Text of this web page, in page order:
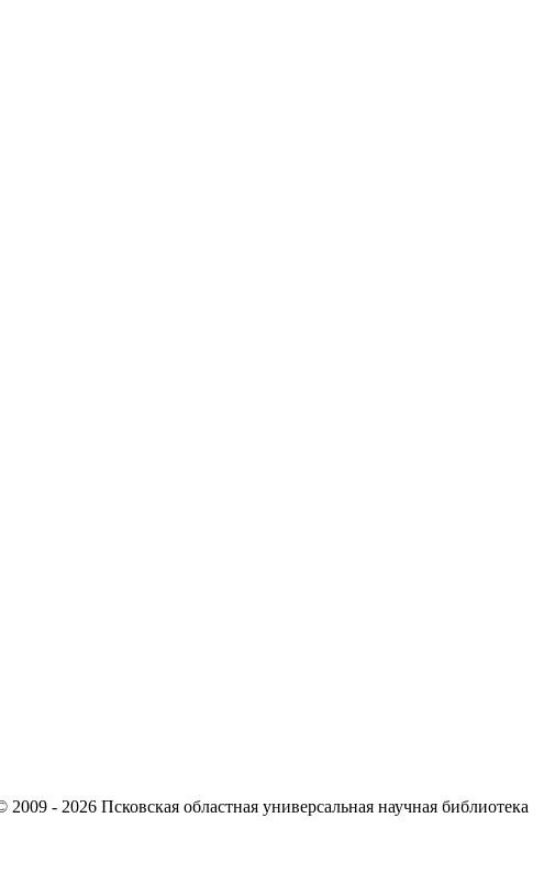
2009 - 2026 Псковская областная универсальная научная библиотека